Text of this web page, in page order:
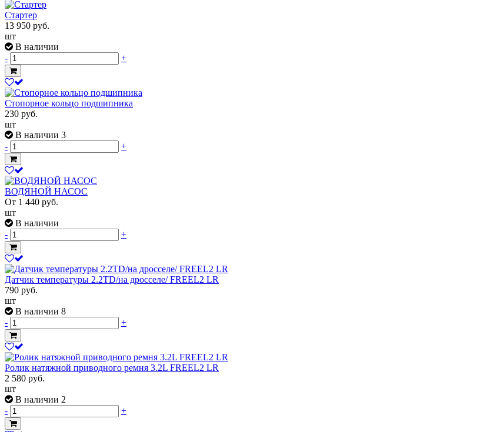
Стартер
13 950 руб.
шт
В наличии
-
+
Стопорное кольцо подшипника
230 руб.
шт
В наличии 3
-
+
ВОДЯНОЙ НАСОС
От 1 440 руб.
шт
В наличии
-
+
Датчик температуры 2.2TD/на дросселе/ FREEL2 LR
790 руб.
шт
В наличии 8
-
+
Ролик натяжной приводного ремня 3.2L FREEL2 LR
2 580 руб.
шт
В наличии 2
-
+